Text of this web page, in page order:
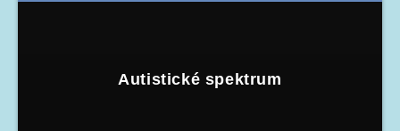
Autistické spektrum